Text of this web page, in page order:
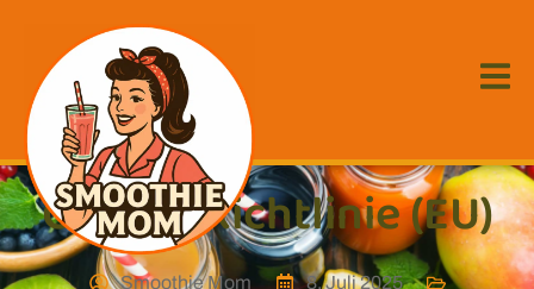
Cookie-Richtlinie (EU)
Smoothie Mom 8. Juli 2025